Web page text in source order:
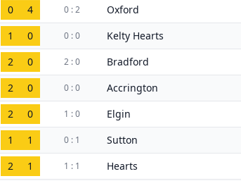
0 4 0 : 2 Oxford
1 0 0 : 0 Kelty Hearts
2 0 2 : 0 Bradford
2 0 0 : 0 Accrington
2 0 1 : 0 Elgin
1 1 0 : 1 Sutton
2 1 1 : 1 Hearts